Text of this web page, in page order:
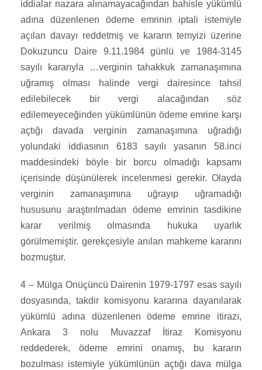
iddialar nazara alınamayacağından bahisle yükümlü
adına düzenlenen ödeme emrinin iptali istemiyle
açılan davayı reddetmiş ve kararın temyizi üzerine
Dokuzuncu Daire 9.11.1984 günlü ve 1984-3145
sayılı kararıyla …verginin tahakkuk zamanaşımına
uğramış olması halinde vergi dairesince tahsil
edilebilecek bir vergi alacağından söz
edilemeyeceğinden yükümlünün ödeme emrine karşı
açtığı davada verginin zamanaşımına uğradığı
yolundaki iddiasının 6183 sayılı yasanın 58.inci
maddesindeki böyle bir borcu olmadığı kapsamı
içerisinde düşünülerek incelenmesi gerekir. Olayda
verginin zamanaşımına uğrayıp uğramadığı
hususunu araştırılmadan ödeme emrinin tasdikine
karar verilmiş olmasında hukuka uyarlık
görülmemiştir. gerekçesiyle anılan mahkeme kararını
bozmuştur.
4 – Mülga Onüçüncü Dairenin 1979-1797 esas sayılı
dosyasında, takdir komisyonu kararına dayanılarak
yükümlü adına düzenlenen ödeme emrine itirazı,
Ankara 3 nolu Muvazzaf İtiraz Komisyonu
reddederek, ödeme emrini onamış, bu kararın
bozulması istemiyle yükümlünün açtığı dava mülga